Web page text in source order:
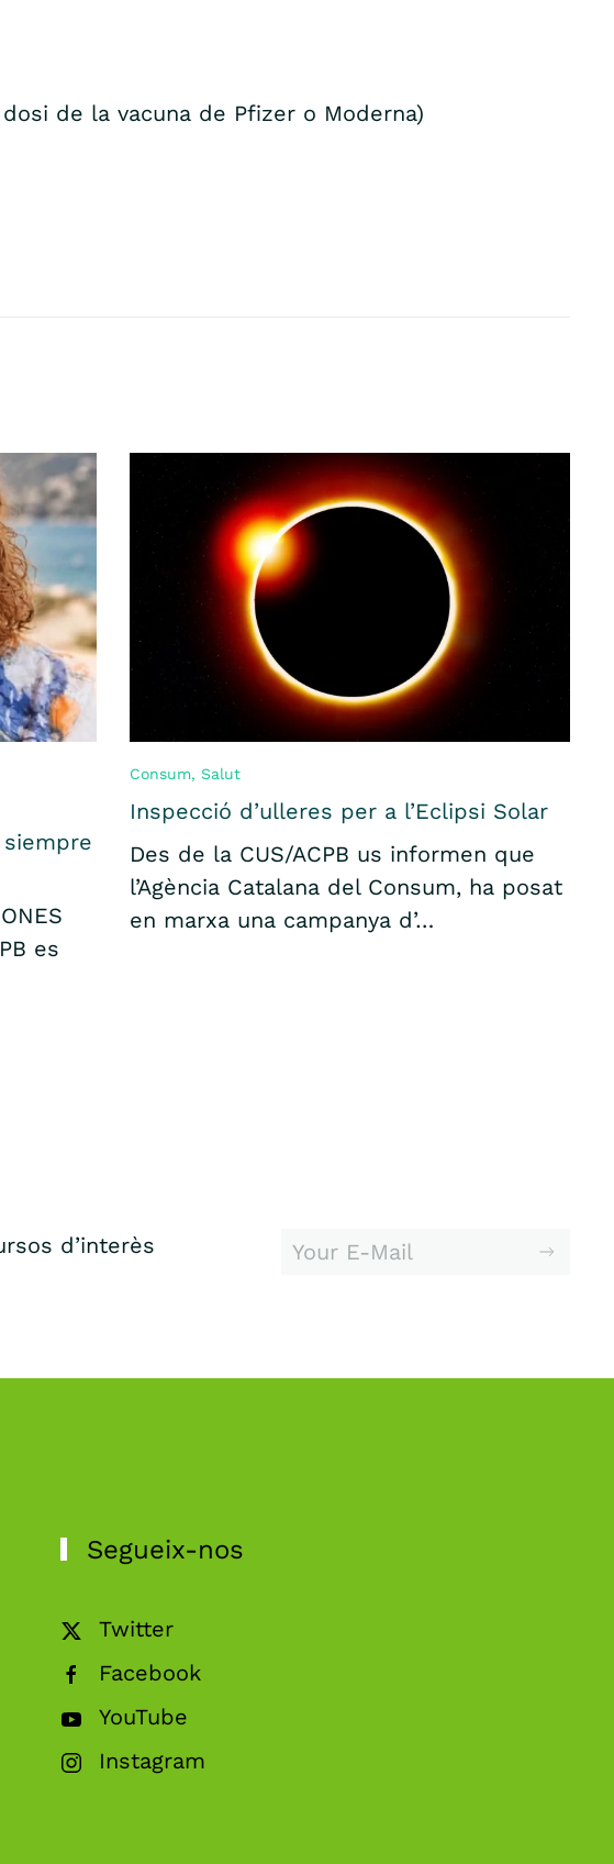
de la vacuna de Pfizer o Moderna)
es
Consum, Salut
Inspecció d’ulleres per a l’Eclipsi Solar
Des de la CUS/ACPB us informen que
l’Agència Catalana del Consum, ha posat
en marxa una campanya d’…
d’interès
Segueix-nos
Twitter
Facebook
YouTube
Instagram